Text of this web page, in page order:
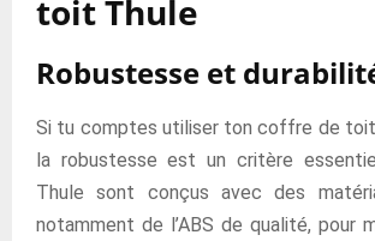
toit Thule
Robustesse et
Si tu comptes utiliser ton coffre de toit
la robustesse est un critère
Thule sont conçus avec des
notamment de l’ABS de qualité, pour